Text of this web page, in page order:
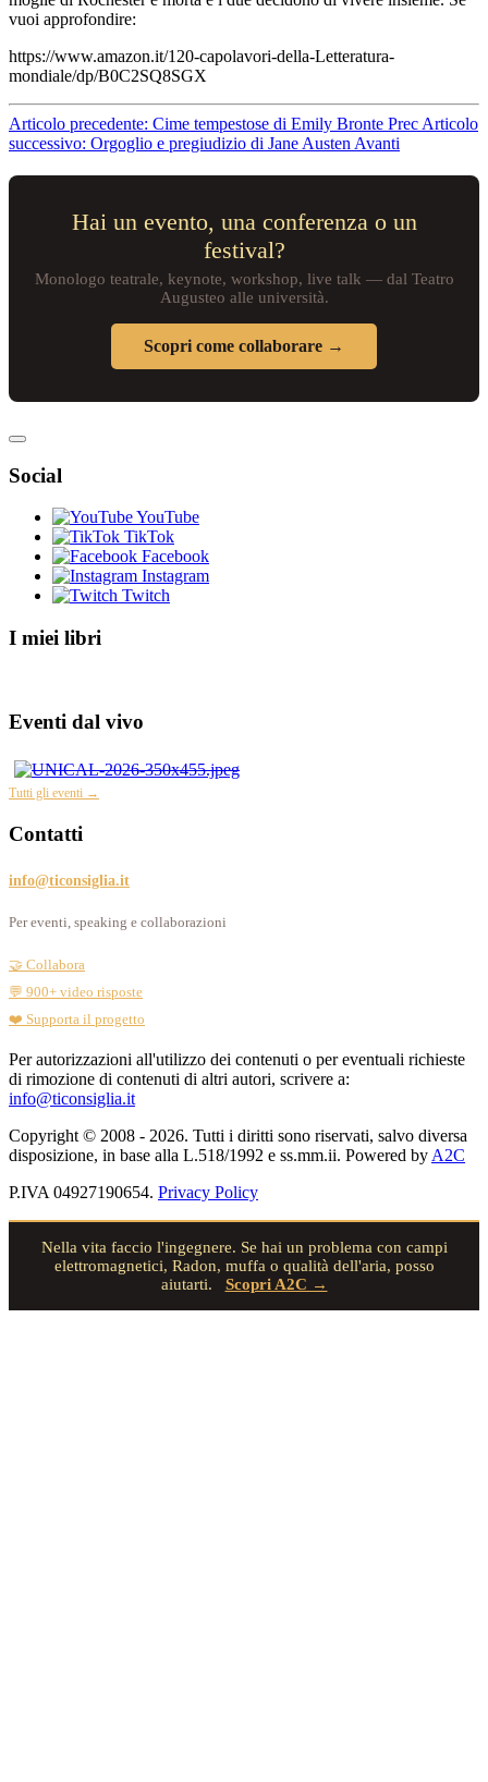
vuoi approfondire:
https://www.amazon.it/120-capolavori-della-Letteratura-
mondiale/dp/B0C2SQ8SGX
Articolo precedente: Cime tempestose di Emily Bronte Prec Articolo
successivo: Orgoglio e pregiudizio di Jane Austen Avanti
Hai un evento, una conferenza o un
festival?
Monologo teatrale, keynote, workshop, live talk — dal Teatro
Augusteo alle università.
Scopri come collaborare →
Social
YouTube
TikTok
Facebook
Instagram
Twitch
I miei libri
Eventi dal vivo
Tutti gli eventi →
Contatti
info@ticonsiglia.it
Per eventi, speaking e collaborazioni
🤝 Collabora
💬 900+ video risposte
❤️ Supporta il progetto
Per autorizzazioni all'utilizzo dei contenuti o per eventuali richieste
di rimozione di contenuti di altri autori, scrivere a:
info@ticonsiglia.it
Copyright © 2008 - 2026. Tutti i diritti sono riservati, salvo diversa
disposizione, in base alla L.518/1992 e ss.mm.ii. Powered by A2C
P.IVA 04927190654. Privacy Policy
Nella vita faccio l'ingegnere. Se hai un problema con campi
elettromagnetici, Radon, muffa o qualità dell'aria, posso
aiutarti.
Scopri A2C →